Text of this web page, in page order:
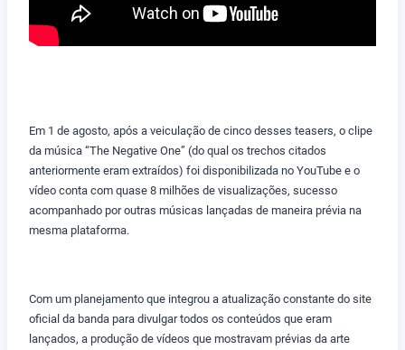
Em 1 de agosto, após a veiculação de cinco desses teasers, o clipe
da música “The Negative One” (do qual os trechos citados
anteriormente eram extraídos) foi disponibilizada no YouTube e o
vídeo conta com quase 8 milhões de visualizações, sucesso
acompanhado por outras músicas lançadas de maneira prévia na
mesma plataforma.
Com um planejamento que integrou a atualização constante do site
oficial da banda para divulgar todos os conteúdos que eram
lançados, a produção de vídeos que mostravam prévias da arte